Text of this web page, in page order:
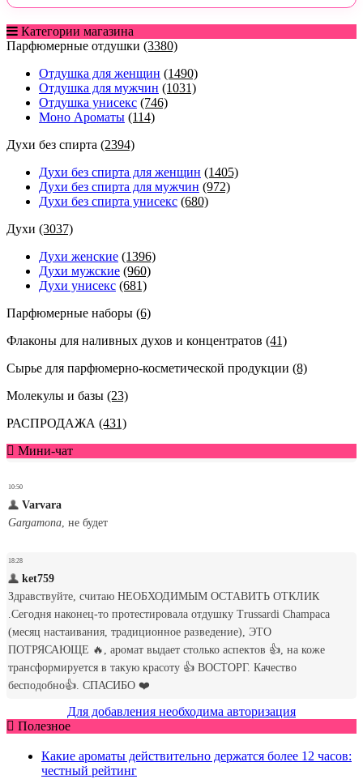
Категории магазина
Парфюмерные отдушки (3380)
Отдушка для женщин (1490)
Отдушка для мужчин (1031)
Отдушка унисекс (746)
Моно Ароматы (114)
Духи без спирта (2394)
Духи без спирта для женщин (1405)
Духи без спирта для мужчин (972)
Духи без спирта унисекс (680)
Духи (3037)
Духи женские (1396)
Духи мужские (960)
Духи унисекс (681)
Парфюмерные наборы (6)
Флаконы для наливных духов и концентратов (41)
Сырье для парфюмерно-косметической продукции (8)
Молекулы и базы (23)
РАСПРОДАЖА (431)
Мини-чат
Для добавления необходима авторизация
Полезное
Какие ароматы действительно держатся более 12 часов:
честный рейтинг